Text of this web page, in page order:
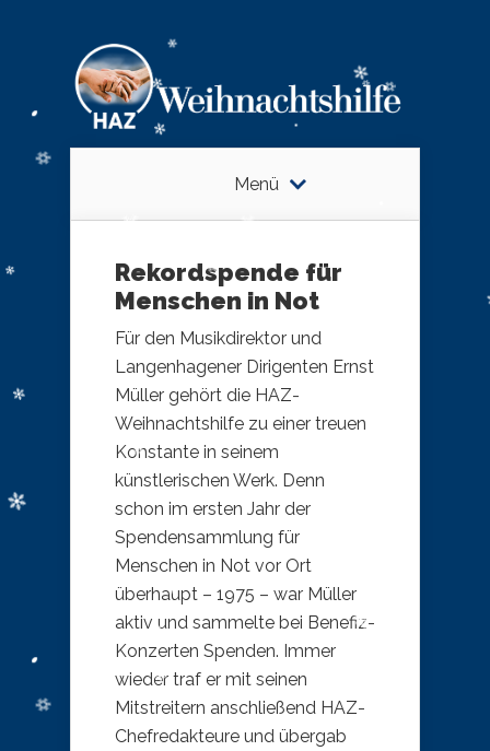
Menü
Rekordspende für
Menschen in Not
Für den Musikdirektor und
Langenhagener Dirigenten Ernst
Müller gehört die HAZ-
Weihnachtshilfe zu einer treuen
Konstante in seinem
künstlerischen Werk. Denn
schon im ersten Jahr der
Spendensammlung für
Menschen in Not vor Ort
überhaupt – 1975 – war Müller
aktiv und sammelte bei Benefiz-
Konzerten Spenden. Immer
wieder traf er mit seinen
Mitstreitern anschließend HAZ-
Chefredakteure und übergab